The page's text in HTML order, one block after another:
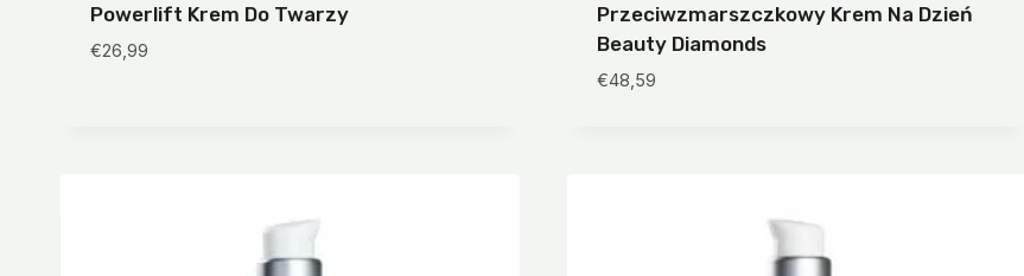
Powerlift Krem Do Twarzy
€26,99
Przeciwzmarszczkowy Krem Na Dzień
Beauty Diamonds
€48,59